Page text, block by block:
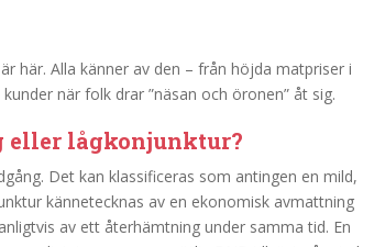
här. Alla känner av den – från höjda matpriser i
när folk drar ”näsan och öronen” åt sig.
eller lågkonjunktur?
Det kan klassificeras som antingen en mild,
kännetecknas av en ekonomisk avmattning
av ett återhämtning under samma tid. En